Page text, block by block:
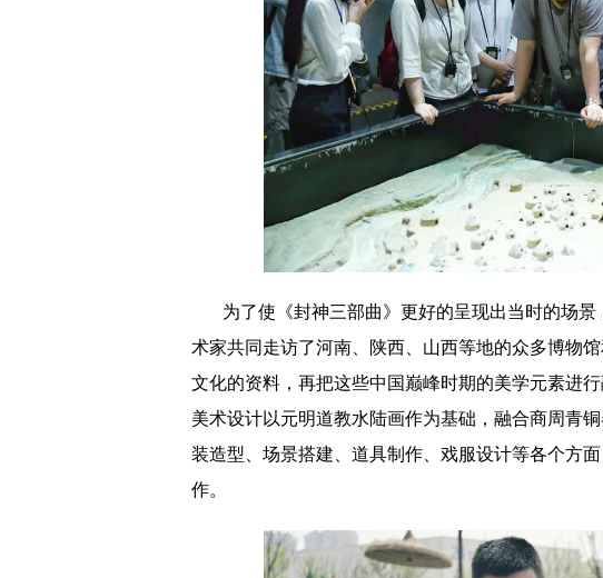
为了使《封神三部曲》更好的呈现出当时的场景
术家共同走访了河南、陕西、山西等地的众多博物
文化的资料，再把这些中国巅峰时期的美学元素进
美术设计以元明道教水陆画作为基础，融合商周青
装造型、场景搭建、道具制作、戏服设计等各个方
作。